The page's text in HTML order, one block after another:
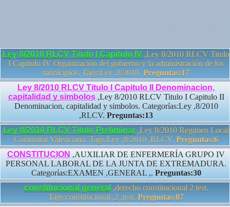
Ley 8/2010 RLCV Titulo I Capitulo IV ,Ley 8/2010 RLCV Titulo
I Capitulo IV Organización del gobierno y la administración de los
municipios. Tags:Ley ,8/2010. Preguntas:17
Ley 8/2010 RLCV Titulo I Capitulo II Denominacion,
capitalidad y simbolos,Ley 8/2010 RLCV Titulo I Capitulo II
Denominacion, capitalidad y simbolos. Categorías:Ley ,8/2010
,RLCV. Preguntas:13
Ley 8/2010 RLCV Titulo Preliminar ,Ley 8/2010 Regimen Local
Comunitat Valenciana. Tags:Ley ,8/2010 ,RLCV. Preguntas:6
CONSTITUCION ,AUXILIAR DE ENFERMERÍA GRUPO IV
PERSONAL LABORAL DE LA JUNTA DE EXTREMADURA.
Categorías:EXAMEN ,GENERAL ,. Preguntas:30
constitucional general ,derecho constitucional 2 test.
Tags:constitucional ,2 ,test. Preguntas:87